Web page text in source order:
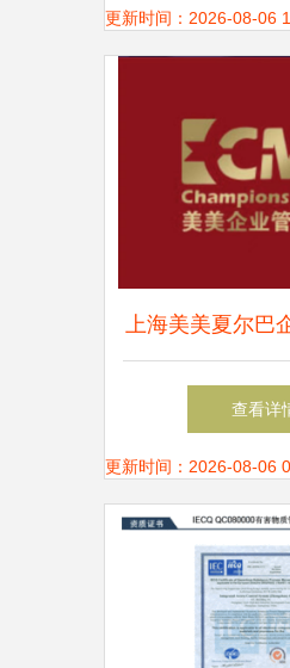
道
更新时间：2026-08-06
上海美美夏尔巴
专业赋能，助力
查看详
更新时间：2026-08-06